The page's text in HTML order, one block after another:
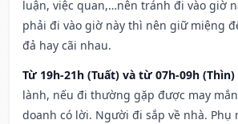
luận, việc quan,…nên tránh đi vào giờ
phải đi vào giờ này thì nên giữ miệng
đả hay cãi nhau.
Từ 19h-21h (Tuất) và từ 07h-09h (Thìn)
lành, nếu đi thường gặp được may
doanh có lời. Người đi sắp về nhà. Phụ